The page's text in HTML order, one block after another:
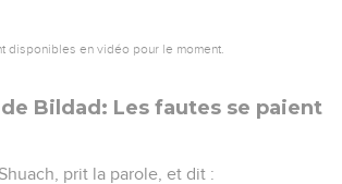
disponibles en vidéo pour le moment.
Bildad: Les fautes se paient
prit la parole, et dit :